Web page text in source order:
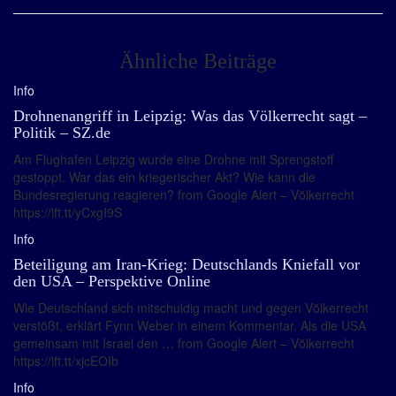
Ähnliche Beiträge
Info
Drohnenangriff in Leipzig: Was das Völkerrecht sagt –
Politik – SZ.de
Am Flughafen Leipzig wurde eine Drohne mit Sprengstoff
gestoppt. War das ein kriegerischer Akt? Wie kann die
Bundesregierung reagieren? from Google Alert – Völkerrecht
https://ift.tt/yCxgI9S
Info
Beteiligung am Iran-Krieg: Deutschlands Kniefall vor
den USA – Perspektive Online
Wie Deutschland sich mitschuldig macht und gegen Völkerrecht
verstößt, erklärt Fynn Weber in einem Kommentar. Als die USA
gemeinsam mit Israel den … from Google Alert – Völkerrecht
https://ift.tt/xjcEOIb
Info